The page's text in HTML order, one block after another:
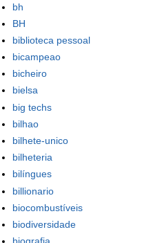
bh
BH
biblioteca pessoal
bicampeao
bicheiro
bielsa
big techs
bilhao
bilhete-unico
bilheteria
bilíngues
billionario
biocombustíveis
biodiversidade